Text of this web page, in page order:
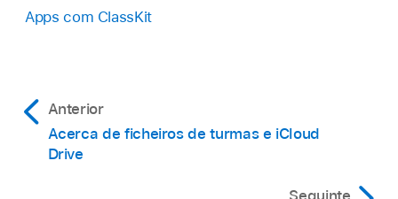
Apps com ClassKit
Anterior
Acerca de ficheiros de turmas e iCloud
Drive